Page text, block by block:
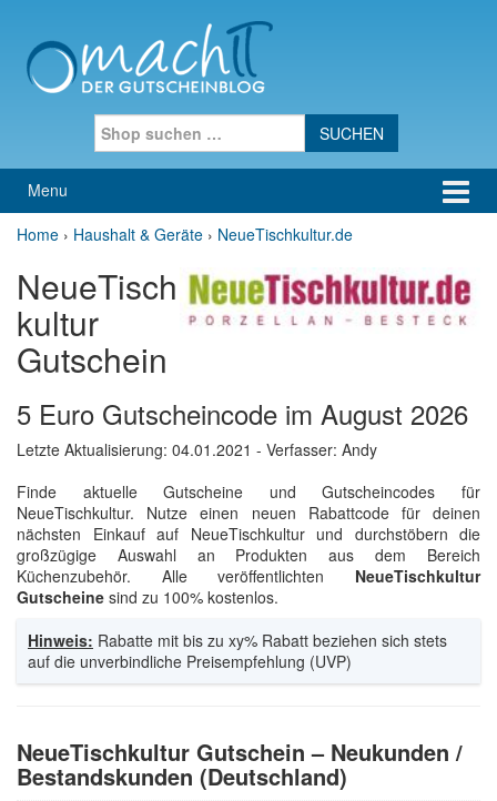
Menu
Home › Haushalt & Geräte › NeueTischkultur.de
NeueTisch
kultur
Gutschein
5 Euro Gutscheincode im August 2026
Letzte Aktualisierung: 04.01.2021 - Verfasser: Andy
Finde aktuelle Gutscheine und Gutscheincodes für
NeueTischkultur. Nutze einen neuen Rabattcode für deinen
nächsten Einkauf auf NeueTischkultur und durchstöbern die
großzügige Auswahl an Produkten aus dem Bereich
Küchenzubehör. Alle veröffentlichten NeueTischkultur
Gutscheine sind zu 100% kostenlos.
Hinweis: Rabatte mit bis zu xy% Rabatt beziehen sich stets
auf die unverbindliche Preisempfehlung (UVP)
NeueTischkultur Gutschein – Neukunden /
Bestandskunden (Deutschland)